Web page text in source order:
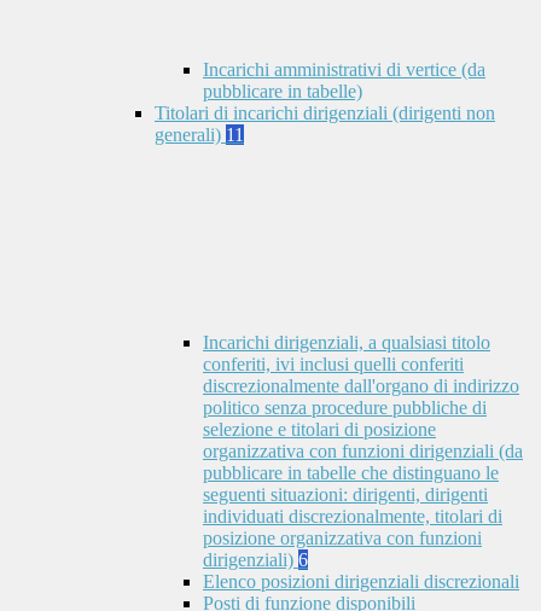
Incarichi amministrativi di vertice (da
pubblicare in tabelle)
Titolari di incarichi dirigenziali (dirigenti non
generali) 11
Incarichi dirigenziali, a qualsiasi titolo
conferiti, ivi inclusi quelli conferiti
discrezionalmente dall'organo di indirizzo
politico senza procedure pubbliche di
selezione e titolari di posizione
organizzativa con funzioni dirigenziali (da
pubblicare in tabelle che distinguano le
seguenti situazioni: dirigenti, dirigenti
individuati discrezionalmente, titolari di
posizione organizzativa con funzioni
dirigenziali) 6
Elenco posizioni dirigenziali discrezionali
Posti di funzione disponibili